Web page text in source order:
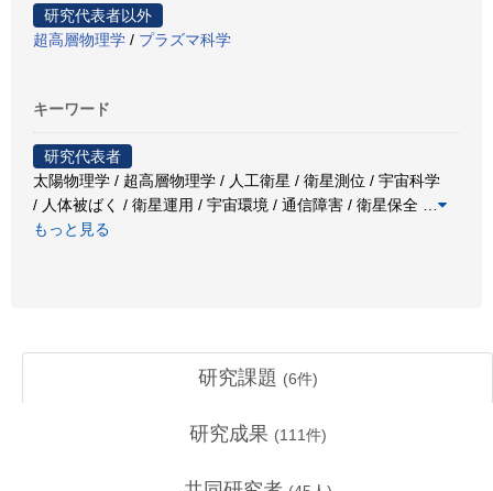
研究代表者以外
超高層物理学 / プラズマ科学
キーワード
研究代表者
太陽物理学 / 超高層物理学 / 人工衛星 / 衛星測位 / 宇宙科学
/ 人体被ばく / 衛星運用 / 宇宙環境 / 通信障害 / 衛星保全
もっと見る
研究課題 (6件)
研究成果 (111件)